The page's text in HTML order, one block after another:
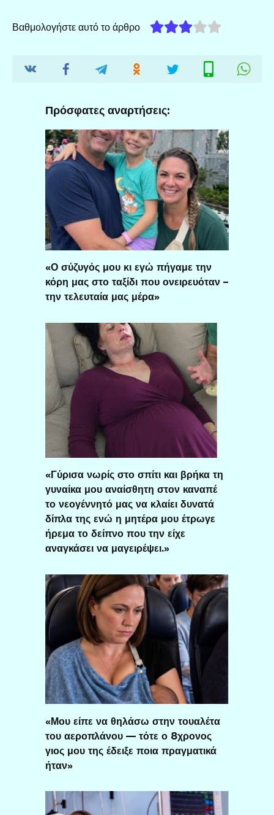
Βαθμολογήστε αυτό το άρθρο
Πρόσφατες αναρτήσεις:
«Ο σύζυγός μου κι εγώ πήγαμε την
κόρη μας στο ταξίδι που ονειρευόταν –
την τελευταία μας μέρα»
«Γύρισα νωρίς στο σπίτι και βρήκα τη
γυναίκα μου αναίσθητη στον καναπέ
το νεογέννητό μας να κλαίει δυνατά
δίπλα της ενώ η μητέρα μου έτρωγε
ήρεμα το δείπνο που την είχε
αναγκάσει να μαγειρέψει.»
«Μου είπε να θηλάσω στην τουαλέτα
του αεροπλάνου — τότε ο 8χρονος
γιος μου της έδειξε ποια πραγματικά
ήταν»